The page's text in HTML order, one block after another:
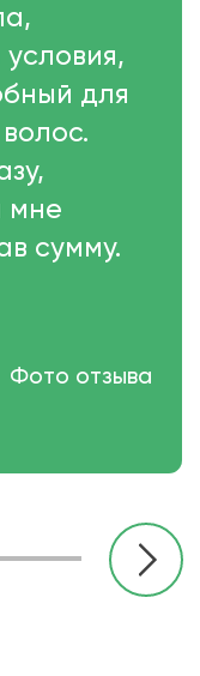
для
мне
сумму.
Фото отзыва